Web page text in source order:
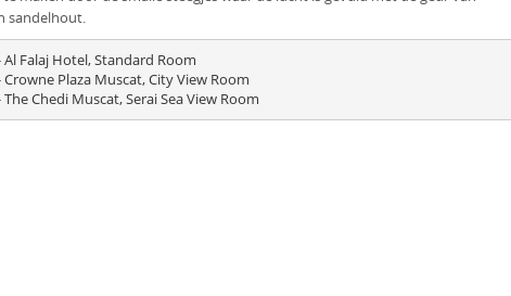
sandelhout.
Al Falaj Hotel, Standard Room
Crowne Plaza Muscat, City View Room